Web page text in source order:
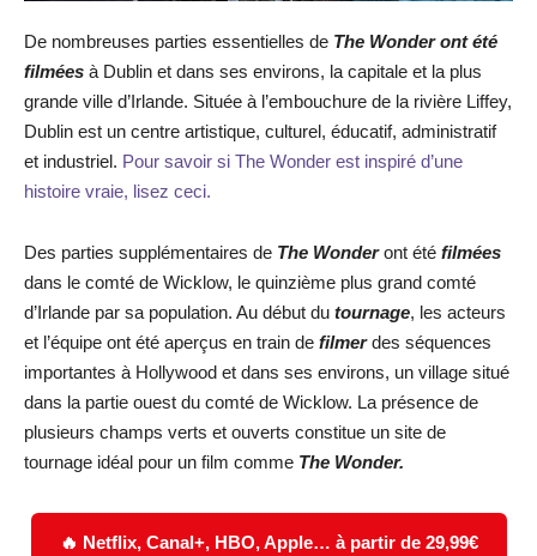
De nombreuses parties essentielles de The Wonder ont été
filmées à Dublin et dans ses environs, la capitale et la plus
grande ville d’Irlande. Située à l’embouchure de la rivière Liffey,
Dublin est un centre artistique, culturel, éducatif, administratif
et industriel. Pour savoir si The Wonder est inspiré d’une
histoire vraie, lisez ceci.
Des parties supplémentaires de The Wonderont été filmées
dans le comté de Wicklow, le quinzième plus grand comté
d’Irlande par sa population. Au début du tournage, les acteurs
et l’équipe ont été aperçus en train de filmerdes séquences
importantes à Hollywood et dans ses environs, un village situé
dans la partie ouest du comté de Wicklow. La présence de
plusieurs champs verts et ouverts constitue un site de
tournage idéal pour un film comme The Wonder.
🔥 Netflix, Canal+, HBO, Apple… à partir de 29,99€